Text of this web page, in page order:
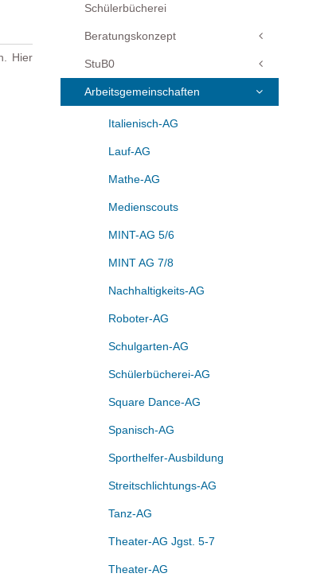
Hier
Schülerbücherei
Beratungskonzept
StuB0
Arbeitsgemeinschaften
Italienisch-AG
Lauf-AG
Mathe-AG
Medienscouts
MINT-AG 5/6
MINT AG 7/8
Nachhaltigkeits-AG
Roboter-AG
Schulgarten-AG
Schülerbücherei-AG
Square Dance-AG
Spanisch-AG
Sporthelfer-Ausbildung
Streitschlichtungs-AG
Tanz-AG
Theater-AG Jgst. 5-7
Theater-AG